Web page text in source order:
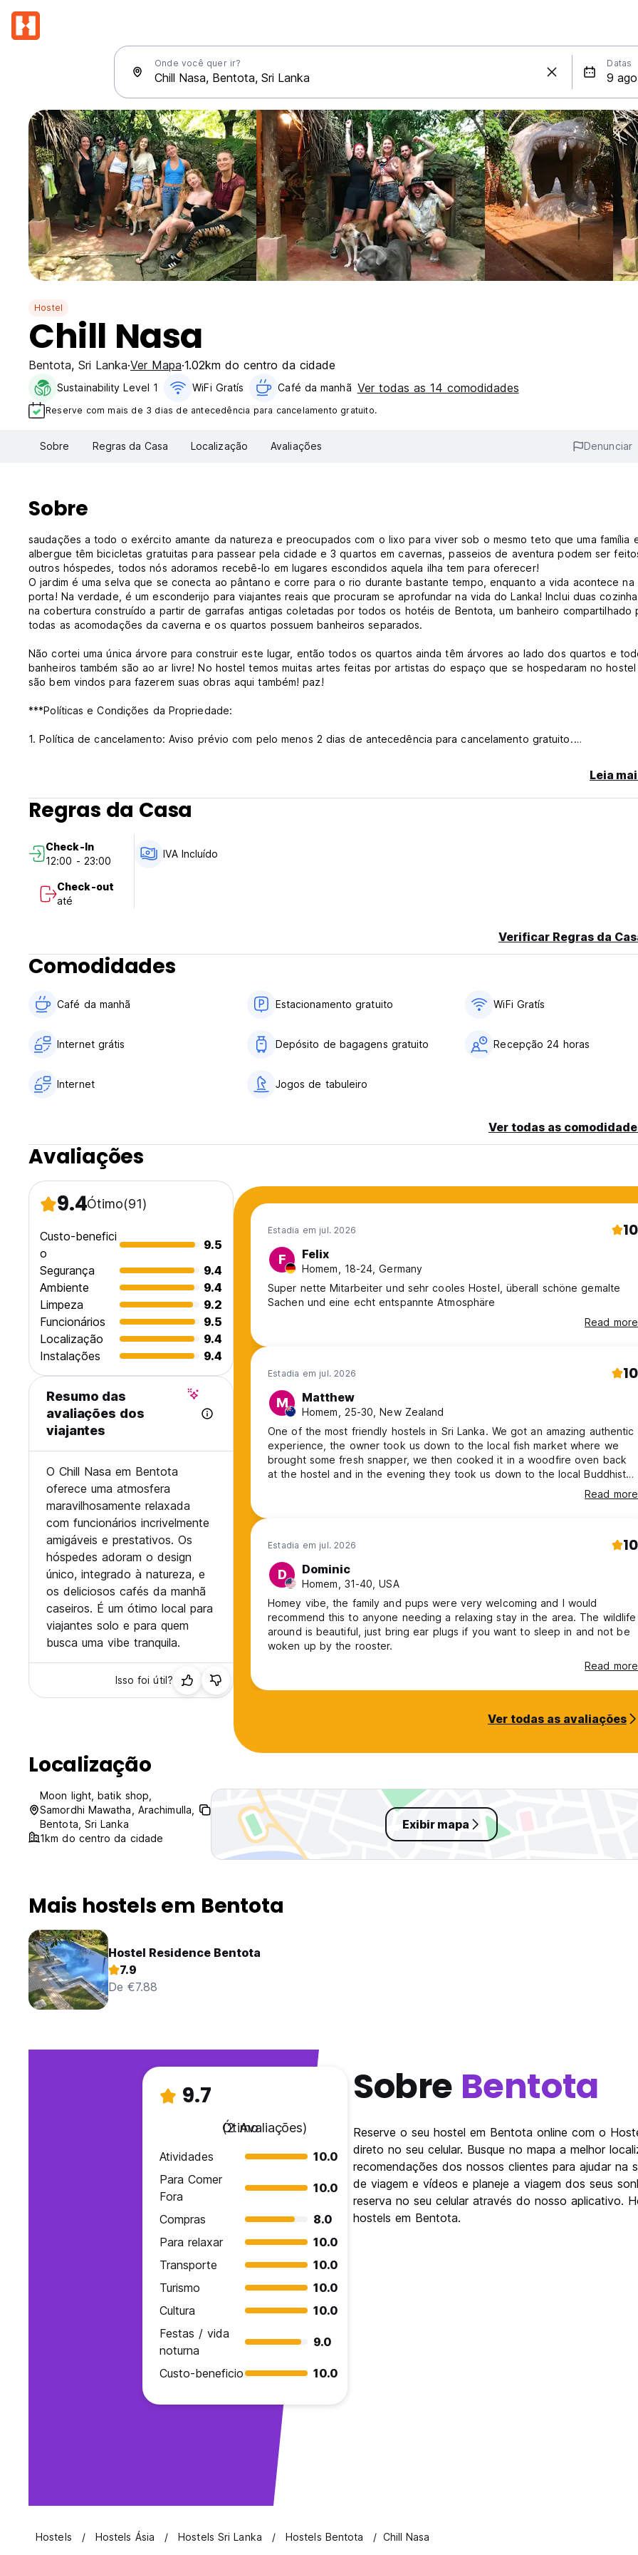
Onde você quer ir? Datas
Hostel
Chill Nasa
Bentota, Sri Lanka Ver Mapa 1.02km do centro da cidade
Sustainability Level 1 WiFi Gratís Café da manhã Ver todas as 14 comodidades
Reserve com mais de 3 dias de antecedência para cancelamento gratuito.
Sobre Regras da Casa Localização Avaliações Denunciar
Sobre
saudações a todo o exército amante da natureza e preocupados com o lixo para viver sob o mesmo teto que uma família
albergue têm bicicletas gratuitas para passear pela cidade e 3 quartos em cavernas, passeios de aventura podem ser
outros hóspedes, todos nós adoramos recebê-lo em lugares escondidos aquela ilha tem para oferecer!
O jardim é uma selva que se conecta ao pântano e corre para o rio durante bastante tempo, enquanto a vida acontece na
porta! Na verdade, é um esconderijo para viajantes reais que procuram se aprofundar na vida do Lanka! Inclui duas
na cobertura construído a partir de garrafas antigas coletadas por todos os hotéis de Bentota, um banheiro compartilhado
todas as acomodações da caverna e os quartos possuem banheiros separados.
Não cortei uma única árvore para construir este lugar, então todos os quartos ainda têm árvores ao lado dos quartos e
banheiros também são ao ar livre! No hostel temos muitas artes feitas por artistas do espaço que se hospedaram no
são bem vindos para fazerem suas obras aqui também! paz!
***Políticas e Condições da Propriedade:
1. Política de cancelamento: Aviso prévio com pelo menos 2 dias de antecedência para cancelamento gratuito.
5. Permitido fumar.
6. Recepção funcionando 24 horas. (Auto-translated from original language)
Leia
Regras da Casa
Check-In
12:00 - 23:00
Check-out
até
IVA Incluído
Verificar Regras da
Comodidades
Café da manhã Estacionamento gratuito WiFi Gratís
Internet grátis Depósito de bagagens gratuito Recepção 24 horas
Internet Jogos de tabuleiro
Ver todas as
Avaliações
9.4Ótimo(91)
Custo-benefici
o
9.5
Segurança
9.4
Ambiente
9.4
Limpeza
9.2
Funcionários
9.5
Localização
9.4
Instalações
9.4
Resumo das
avaliações dos
viajantes
O Chill Nasa em Bentota
oferece uma atmosfera
maravilhosamente relaxada
com funcionários incrivelmente
amigáveis e prestativos. Os
hóspedes adoram o design
único, integrado à natureza, e
os deliciosos cafés da manhã
caseiros. É um ótimo local para
viajantes solo e para quem
busca uma vibe tranquila.
Isso foi útil?
Estadia em jul. 2026 10
F Felix
Homem, 18-24, Germany
Super nette Mitarbeiter und sehr cooles Hostel, überall schöne gemalte
Sachen und eine echt entspannte Atmosphäre
Read more
Estadia em jul. 2026 10
M Matthew
Homem, 25-30, New Zealand
One of the most friendly hostels in Sri Lanka. We got an amazing authentic
experience, the owner took us down to the local fish market where we
brought some fresh snapper, we then cooked it in a woodfire oven back
at the hostel and in the evening they took us down to the local Buddhist
temple for a annual celebration all for no extra cost. Can’t recommend this
Read more
Estadia em jul. 2026 10
D Dominic
Homem, 31-40, USA
Homey vibe, the family and pups were very welcoming and I would
recommend this to anyone needing a relaxing stay in the area. The wildlife
around is beautiful, just bring ear plugs if you want to sleep in and not be
woken up by the rooster.
Read more
Ver todas as avaliações
Localização
Moon light, batik shop,
Samordhi Mawatha, Arachimulla,
Bentota, Sri Lanka
1km do centro da cidade
Exibir mapa
Mais hostels em Bentota
Hostel Residence Bentota
7.9
De €7.88
9.7
Ótimo
(2 Avaliações)
Atividades
10.0
Para Comer
Fora
10.0
Compras
8.0
Para relaxar
10.0
Transporte
10.0
Turismo
10.0
Cultura
10.0
Festas / vida
noturna
9.0
Custo-beneficio 10.0
Sobre Bentota
Reserve o seu hostel em Bentota online com o
direto no seu celular. Busque no mapa a melhor
recomendações dos nossos clientes para ajudar na
de viagem e vídeos e planeje a viagem dos seus
reserva no seu celular através do nosso aplicativo.
hostels em Bentota.
Hostels Hostels Ásia Hostels Sri Lanka Hostels Bentota Chill Nasa